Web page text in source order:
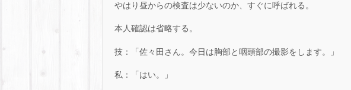
やはり昼からの検査は少ないのか、すぐに呼ばれる。
本人確認は省略する。
技：「佐々田さん。今日は胸部と咽頭部の撮影をします。」
私：「はい。」